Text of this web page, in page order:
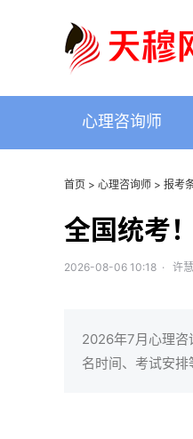
心理咨询师
首页 > 心理咨询师 > 报考
全国统考
2026-08-06 10:18 · 许
2026年7月心理咨
名时间、考试安排